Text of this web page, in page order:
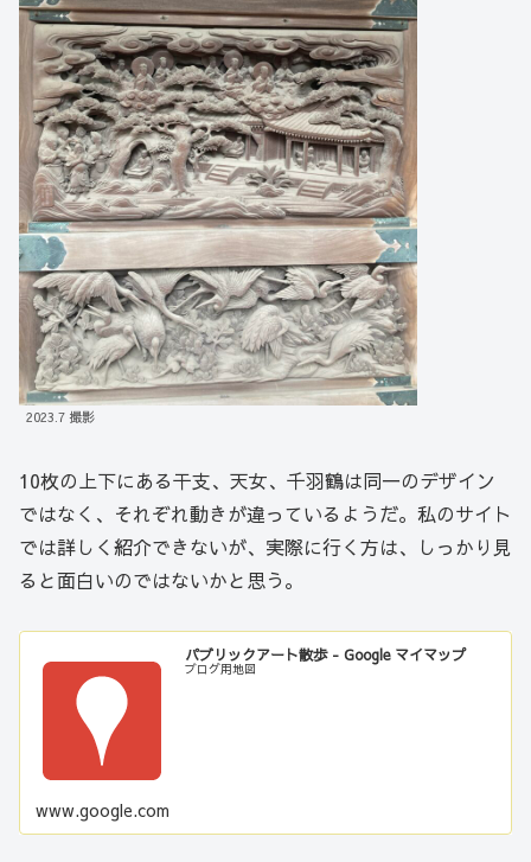
2023.7 撮影
10枚の上下にある干支、天女、千羽鶴は同一のデザイン
ではなく、それぞれ動きが違っているようだ。私のサイト
では詳しく紹介できないが、実際に行く方は、しっかり見
ると面白いのではないかと思う。
パブリックアート散歩 - Google マイマップ
ブログ用地図
www.google.com